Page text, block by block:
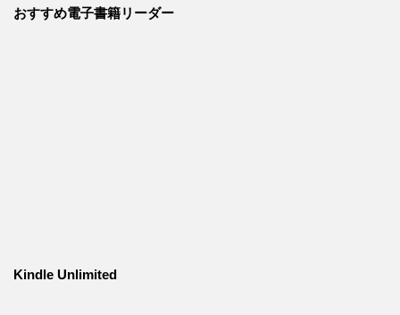
おすすめ電子書籍リーダー
Kindle Unlimited